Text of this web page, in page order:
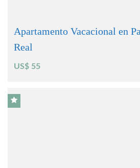
Apartamento Vacacional en
Real
US$ 55